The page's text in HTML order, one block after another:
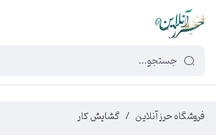
449f43cf-3da2-4422-bb12-2566cb5b8b05
فروشگاه حرز آنلاین / گشایش کار